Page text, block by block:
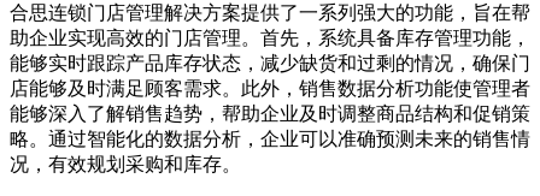
合思连锁门店管理解决方案提供了一系列强大的功能，旨在帮
助企业实现高效的门店管理。首先，系统具备库存管理功能，
能够实时跟踪产品库存状态，减少缺货和过剩的情况，确保门
店能够及时满足顾客需求。此外，销售数据分析功能使管理者
能够深入了解销售趋势，帮助企业及时调整商品结构和促销策
略。通过智能化的数据分析，企业可以准确预测未来的销售情
况，有效规划采购和库存。